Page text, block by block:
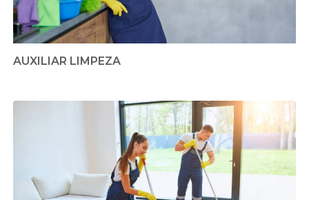
AUXILIAR LIMPEZA